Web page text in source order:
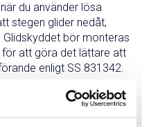
du använder lösa
stegen glider nedåt,
Glidskyddet bör monteras
att göra det lättare att
enligt SS 831342.